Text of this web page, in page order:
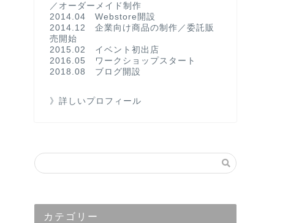
／オーダーメイド制作
2014.04 Webstore開設
2014.12 企業向け商品の制作／委託販
売開始
2015.02 イベント初出店
2016.05 ワークショップスタート
2018.08 ブログ開設
》詳しいプロフィール
カテゴリー